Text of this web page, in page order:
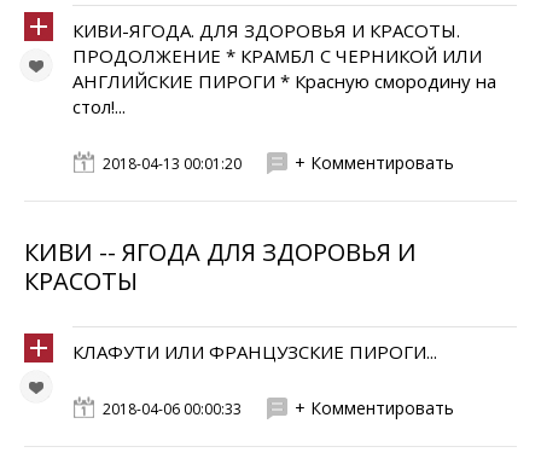
КИВИ-ЯГОДА. ДЛЯ ЗДОРОВЬЯ И КРАСОТЫ.
ПРОДОЛЖЕНИЕ * КРАМБЛ С ЧЕРНИКОЙ ИЛИ
АНГЛИЙСКИЕ ПИРОГИ * Красную смородину на
стол!...
2018-04-13 00:01:20 + Комментировать
КИВИ -- ЯГОДА ДЛЯ ЗДОРОВЬЯ И
КРАСОТЫ
КЛАФУТИ ИЛИ ФРАНЦУЗСКИЕ ПИРОГИ...
2018-04-06 00:00:33 + Комментировать